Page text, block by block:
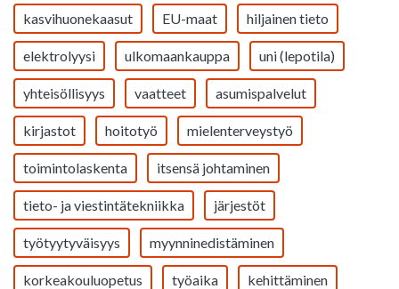
kasvihuonekaasut EU-maat hiljainen tieto
elektrolyysi ulkomaankauppa uni (lepotila)
yhteisöllisyys vaatteet asumispalvelut
kirjastot hoitotyö mielenterveystyö
toimintolaskenta itsensä johtaminen
tieto- ja viestintätekniikka järjestöt
työtyytyväisyys myynninedistäminen
korkeakouluopetus työaika kehittäminen